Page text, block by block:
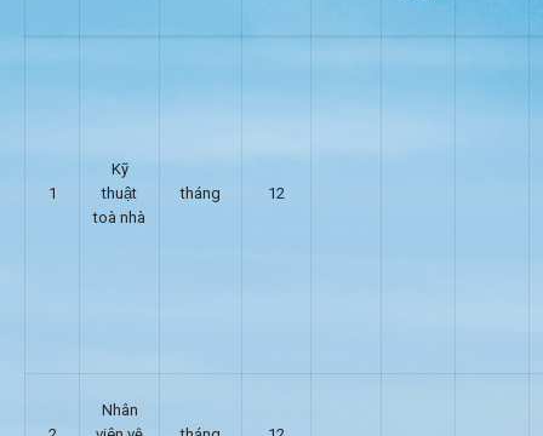
1
Kỹ
thuật
toà nhà
tháng 12
Nhân